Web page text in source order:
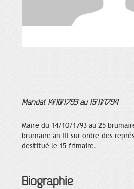
Mandat 14/10/1793 au 15/11/1794
Maire du 14/10/1793 au 25
brumaire an III sur ordre des
destitué le 15 frimaire.
Biographie